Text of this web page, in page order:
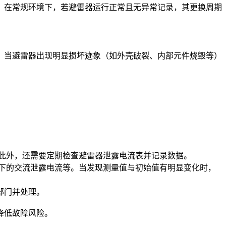
常规环境下，若避雷器运行正常且无异常记录，其更换周期
避雷器出现明显损坏迹象（如外壳破裂、内部元件烧毁等）
，还需要定期检查避雷器泄露电流表并记录数据。
交流泄露电流等。当发现测量值与初始值有明显变化时，
并处理。
故障风险。